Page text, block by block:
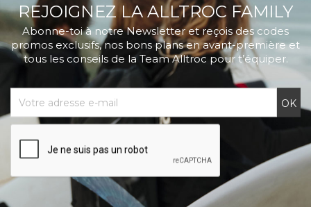
REJOIGNEZ LA ALLTROC FAMILY
Abonne-toi à notre Newsletter et reçois des codes
promos exclusifs, nos bons plans en avant-première et
tous les conseils de la Team Alltroc pour t’équiper.